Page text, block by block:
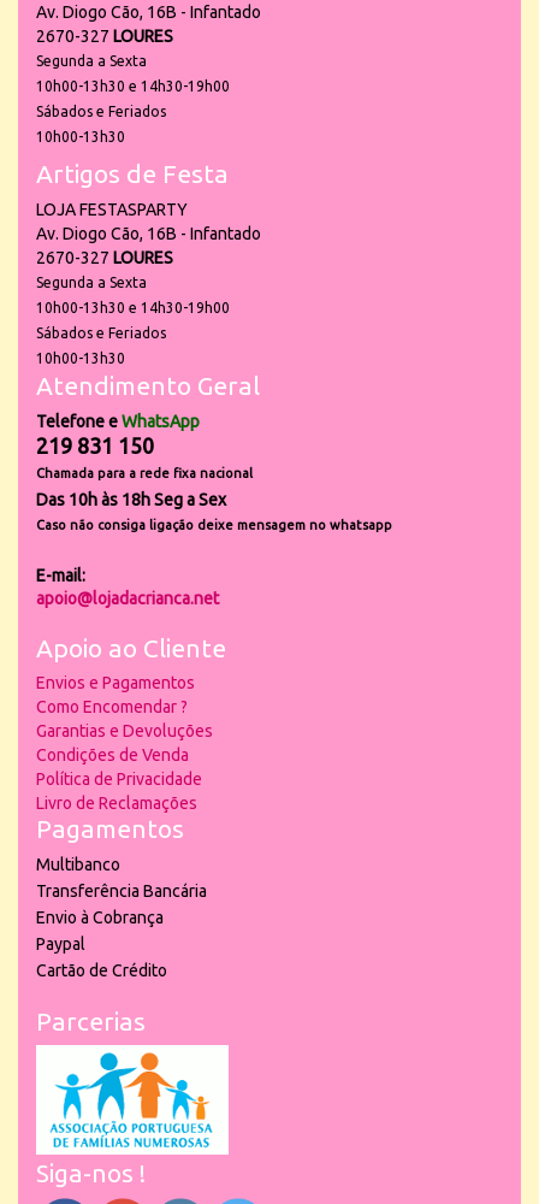
Av. Diogo Cão, 16B - Infantado
2670-327 LOURES
Segunda a Sexta
10h00-13h30 e 14h30-19h00
Sábados e Feriados
10h00-13h30
Artigos de Festa
LOJA FESTASPARTY
Av. Diogo Cão, 16B - Infantado
2670-327 LOURES
Segunda a Sexta
10h00-13h30 e 14h30-19h00
Sábados e Feriados
10h00-13h30
Atendimento Geral
Telefone eWhatsApp
219 831 150
Chamada para a rede fixa nacional
Das 10h às 18h Seg a Sex
Caso não consiga ligação deixe mensagem no whatsapp
E-mail:
apoio@lojadacrianca.net
Apoio ao Cliente
Envios e Pagamentos
Como Encomendar ?
Garantias e Devoluções
Condições de Venda
Política de Privacidade
Livro de Reclamações
Pagamentos
Multibanco
Transferência Bancária
Envio à Cobrança
Paypal
Cartão de Crédito
Parcerias
Siga-nos !